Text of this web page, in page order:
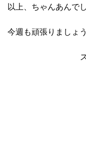
以上、ちゃんあんでし
今週も頑張りましょう